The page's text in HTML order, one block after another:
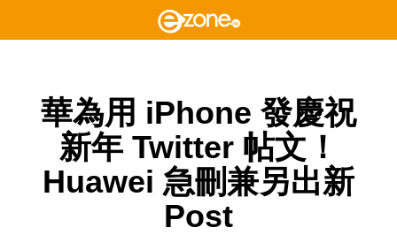
華為用 iPhone 發慶祝
新年 Twitter 帖文！
Huawei 急刪兼另出新
Post